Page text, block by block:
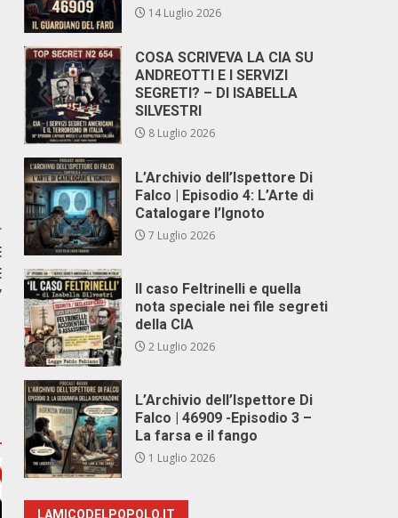
14 Luglio 2026
COSA SCRIVEVA LA CIA SU
ANDREOTTI E I SERVIZI
SEGRETI? – DI ISABELLA
SILVESTRI
8 Luglio 2026
L’Archivio dell’Ispettore Di
Falco | Episodio 4: L’Arte di
Catalogare l’Ignoto
7 Luglio 2026
Il caso Feltrinelli e quella
nota speciale nei file segreti
della CIA
2 Luglio 2026
L’Archivio dell’Ispettore Di
Falco | 46909 -Episodio 3 –
La farsa e il fango
1 Luglio 2026
LAMICODELPOPOLO.IT